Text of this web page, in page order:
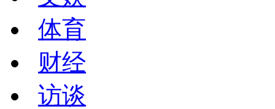
体育
财经
访谈